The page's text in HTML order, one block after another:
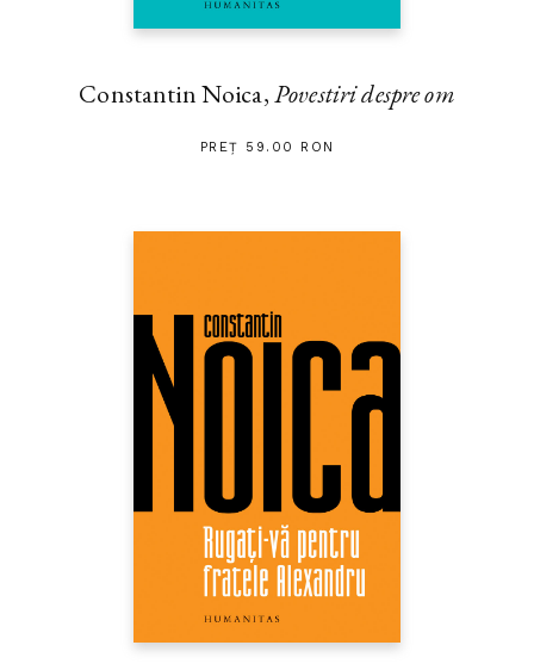
Constantin Noica,Povestiri despre om
PREȚ 59.00 RON